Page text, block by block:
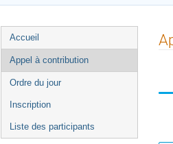
Menu
de
l'événement
Accueil
Appel à contribution
Ordre du jour
Inscription
Liste des participants